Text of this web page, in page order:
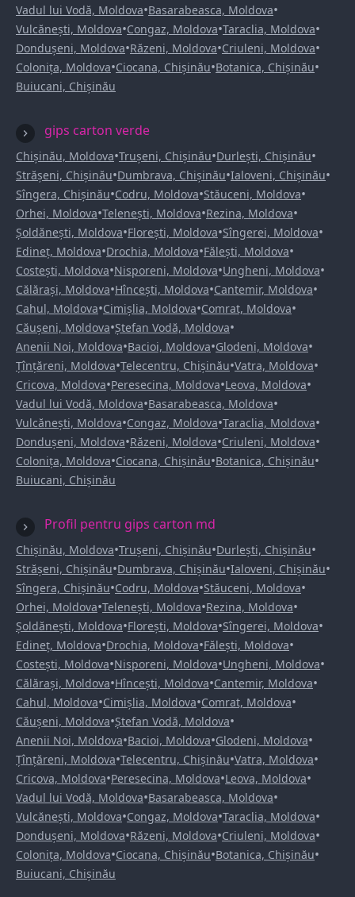
Vadul lui Vodă, Moldova•Basarabeasca, Moldova•
Vulcănești, Moldova•Congaz, Moldova•Taraclia, Moldova•
Dondușeni, Moldova•Răzeni, Moldova•Criuleni, Moldova•
Colonița, Moldova•Ciocana, Chișinău•Botanica, Chișinău•
Buiucani, Chișinău
gips carton verde
Chișinău, Moldova•Trușeni, Chișinău•Durlești, Chișinău•
Strășeni, Chișinău•Dumbrava, Chișinău•Ialoveni, Chișinău•
Sîngera, Chișinău•Codru, Moldova•Stăuceni, Moldova•
Orhei, Moldova•Telenești, Moldova•Rezina, Moldova•
Șoldănești, Moldova•Florești, Moldova•Sîngerei, Moldova•
Edineț, Moldova•Drochia, Moldova•Fălești, Moldova•
Costești, Moldova•Nisporeni, Moldova•Ungheni, Moldova•
Călărași, Moldova•Hîncești, Moldova•Cantemir, Moldova•
Cahul, Moldova•Cimișlia, Moldova•Comrat, Moldova•
Căușeni, Moldova•Ștefan Vodă, Moldova•
Anenii Noi, Moldova•Bacioi, Moldova•Glodeni, Moldova•
Țînțăreni, Moldova•Telecentru, Chișinău•Vatra, Moldova•
Cricova, Moldova•Peresecina, Moldova•Leova, Moldova•
Vadul lui Vodă, Moldova•Basarabeasca, Moldova•
Vulcănești, Moldova•Congaz, Moldova•Taraclia, Moldova•
Dondușeni, Moldova•Răzeni, Moldova•Criuleni, Moldova•
Colonița, Moldova•Ciocana, Chișinău•Botanica, Chișinău•
Buiucani, Chișinău
Profil pentru gips carton md
Chișinău, Moldova•Trușeni, Chișinău•Durlești, Chișinău•
Strășeni, Chișinău•Dumbrava, Chișinău•Ialoveni, Chișinău•
Sîngera, Chișinău•Codru, Moldova•Stăuceni, Moldova•
Orhei, Moldova•Telenești, Moldova•Rezina, Moldova•
Șoldănești, Moldova•Florești, Moldova•Sîngerei, Moldova•
Edineț, Moldova•Drochia, Moldova•Fălești, Moldova•
Costești, Moldova•Nisporeni, Moldova•Ungheni, Moldova•
Călărași, Moldova•Hîncești, Moldova•Cantemir, Moldova•
Cahul, Moldova•Cimișlia, Moldova•Comrat, Moldova•
Căușeni, Moldova•Ștefan Vodă, Moldova•
Anenii Noi, Moldova•Bacioi, Moldova•Glodeni, Moldova•
Țînțăreni, Moldova•Telecentru, Chișinău•Vatra, Moldova•
Cricova, Moldova•Peresecina, Moldova•Leova, Moldova•
Vadul lui Vodă, Moldova•Basarabeasca, Moldova•
Vulcănești, Moldova•Congaz, Moldova•Taraclia, Moldova•
Dondușeni, Moldova•Răzeni, Moldova•Criuleni, Moldova•
Colonița, Moldova•Ciocana, Chișinău•Botanica, Chișinău•
Buiucani, Chișinău